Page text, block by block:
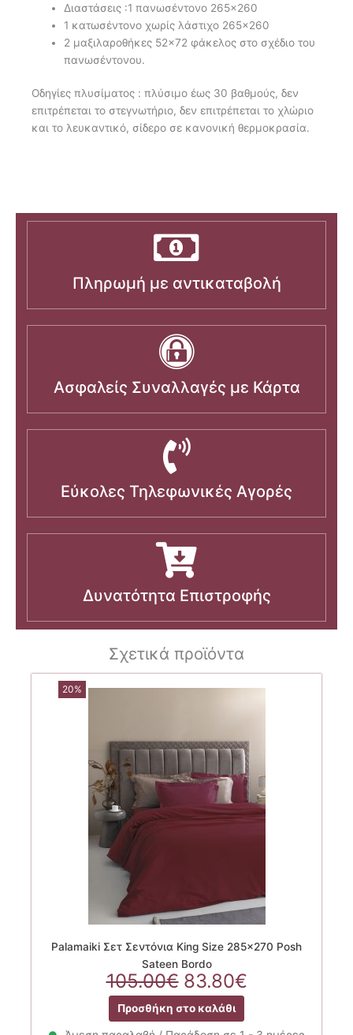
Διαστάσεις :1 πανωσέντονο 265×260
1 κατωσέντονο χωρίς λάστιχο 265×260
2 μαξιλαροθήκες 52×72 φάκελος στο σχέδιο του
πανωσέντονου.
Oδηγίες πλυσίματος : πλύσιμο έως 30 βαθμούς, δεν
επιτρέπεται το στεγνωτήριο, δεν επιτρέπεται το χλώριο
και το λευκαντικό, σίδερο σε κανονική θερμοκρασία.
Πληρωμή με αντικαταβολή
Ασφαλείς Συναλλαγές με Κάρτα
Εύκολες Τηλεφωνικές Αγορές
Δυνατότητα Επιστροφής
Σχετικά προϊόντα
20%
Palamaiki Σετ Σεντόνια King Size 285×270 Posh
Sateen Bordo
105.00€ Original
price
was:
83.80€Η
Προσθήκη στο καλάθι